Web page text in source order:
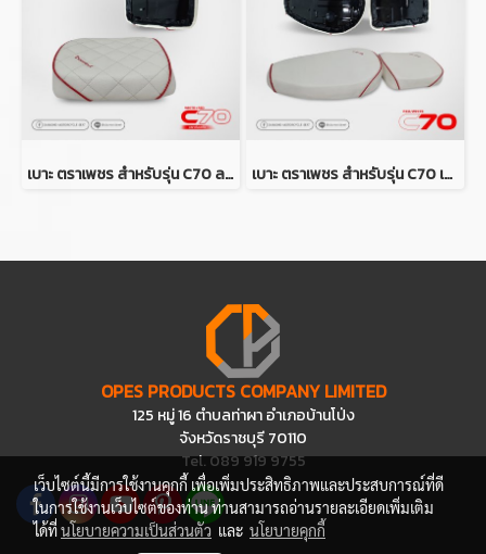
เบาะ ตราเพชร สำหรับรุ่น C70 ลายไดมอนด์ ท่อนหลัง (สีขาวคิ้วแดง) เบาะ ตราเพชร สำหรับรุ่น C70 เบาะ 2 ตอน (สีขาวคิ้วแดง)
OPES PRODUCTS COMPANY LIMITED
125 หมู่ 16 ตำบลท่าผา อำเภอบ้านโป่ง
จังหวัดราชบุรี 70110
Tel. 089 919 9755
เว็บไซต์นี้มีการใช้งานคุกกี้ เพื่อเพิ่มประสิทธิภาพและประสบการณ์ที่ดี
ในการใช้งานเว็บไซต์ของท่าน ท่านสามารถอ่านรายละเอียดเพิ่มเติม
ได้ที่นโยบายความเป็นส่วนตัว และ นโยบายคุกกี้